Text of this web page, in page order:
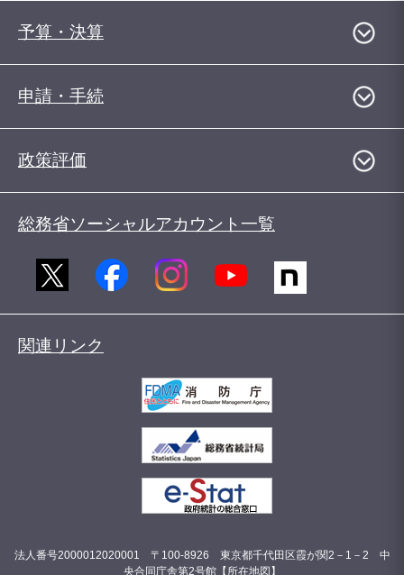
予算・決算
申請・手続
政策評価
総務省ソーシャルアカウント一覧
関連リンク
法人番号2000012020001 〒100-8926 東京都千代田区霞が関2－1－2 中
央合同庁舎第2号館【 所在地図 】